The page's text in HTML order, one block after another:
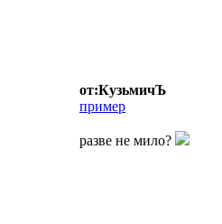
от:КузьмичЪ
пример
разве не мило?